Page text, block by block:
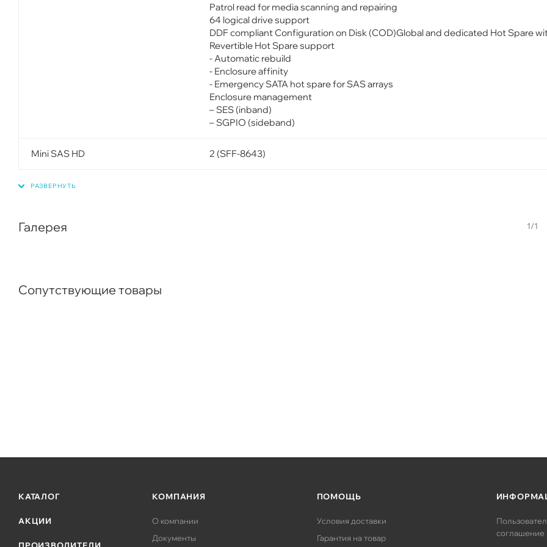
Patrol read for media scanning and repairing
64 logical drive support
DDF compliant Configuration on Disk (COD)Global and dedicated Hot Spare
Revertible Hot Spare support
- Automatic rebuild
- Enclosure affinity
- Emergency SATA hot spare for SAS arrays
Enclosure management
– SES (inband)
– SGPIO (sideband)
Mini SAS HD 2 (SFF-8643)
Галерея 1/1
Сопутствующие товары
КАТАЛОГ
АКЦИИ
КОМПАНИЯ
О компании
Документы
ПОМОЩЬ
Условия доставки
Гарантия на товар
соглашение